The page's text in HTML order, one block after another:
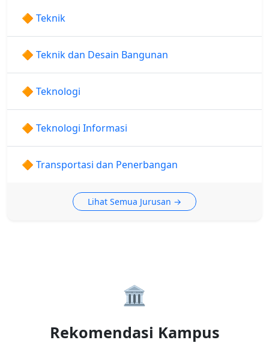
🔶 Teknik
🔶 Teknik dan Desain Bangunan
🔶 Teknologi
🔶 Teknologi Informasi
🔶 Transportasi dan Penerbangan
Lihat Semua Jurusan →
🏛️
Rekomendasi Kampus